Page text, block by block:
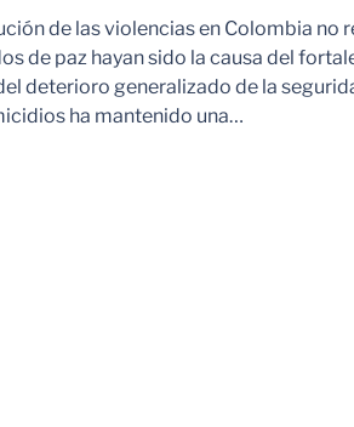
de las violencias en Colombia no
de paz hayan sido la causa del
deterioro generalizado de la
ha mantenido una…